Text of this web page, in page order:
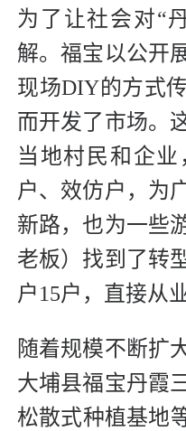
为了让社会对“
解。福宝以公开
现场DIY的方式
而开发了市场。
当地村民和企
户、效仿户，为
新路，也为一些
老板）找到了转
户15户，直接从
随着规模不断扩
大埔县福宝丹霞
松散式种植基地